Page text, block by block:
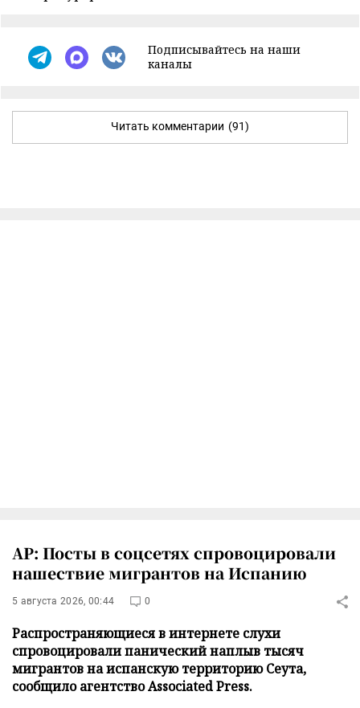
Подписывайтесь на наши
каналы
Читать комментарии (91)
AP: Посты в соцсетях спровоцировали
нашествие мигрантов на Испанию
5 августа 2026, 00:44 0
Распространяющиеся в интернете слухи
спровоцировали панический наплыв тысяч
мигрантов на испанскую территорию Сеута,
сообщило агентство Associated Press.